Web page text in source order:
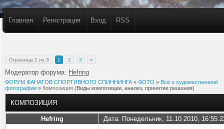
Главная Регистрация Вход RSS
Страница 1 из 3 1 2 3 »
Модератор форума: Hefring
ФОРУМ ФАНАТОВ СПОРТИВНОГО СПИННИНГА » ФОТО » Всё о художественной
фотографии » Композиция (Виды композиции, анализ, принятие решения)
КОМПОЗИЦИЯ
Hefring Дата: Понедельник, 11.10.2010,